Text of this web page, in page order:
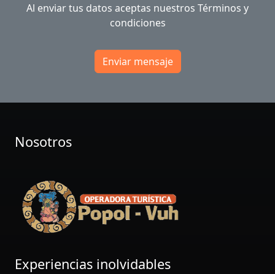
Al enviar tus datos aceptas nuestros Términos y
condiciones
Enviar mensaje
Nosotros
Experiencias inolvidables